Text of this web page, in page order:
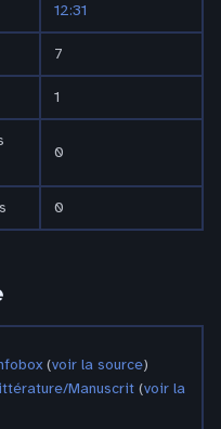
12:31
7
1
0
0
(voir la source)
Manuscrit (voir la